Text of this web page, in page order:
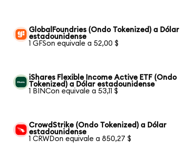
GlobalFoundries (Ondo Tokenized) a Dólar
estadounidense
1 GFSon equivale a 52,00 $
iShares Flexible Income Active ETF (Ondo
Tokenized) a Dólar estadounidense
1 BINCon equivale a 53,11 $
CrowdStrike (Ondo Tokenized) a Dólar
estadounidense
1 CRWDon equivale a 850,27 $